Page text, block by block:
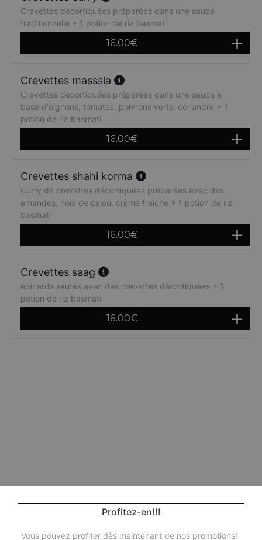
Crevettes décortiquées préparées dans une sauce
traditionnelle + 1 potion de riz basmati
16.00€
Crevettes masssla
Crevettes décortiquées préparées dans une sauce à
base d'oignons, tomates, poivrons verts, coriandre + 1
potion de riz basmati
16.00€
Crevettes shahi korma
Curry de crevettes décortiquées préparées avec des
amandes, noix de cajou, crème fraiche + 1 potion de riz
basmati
16.00€
Crevettes saag
épinards sautés avec des crevettes décortiquées + 1
potion de riz basmati
16.00€
Profitez-en!!!
Vous pouvez profiter dès maintenant de nos promotions!